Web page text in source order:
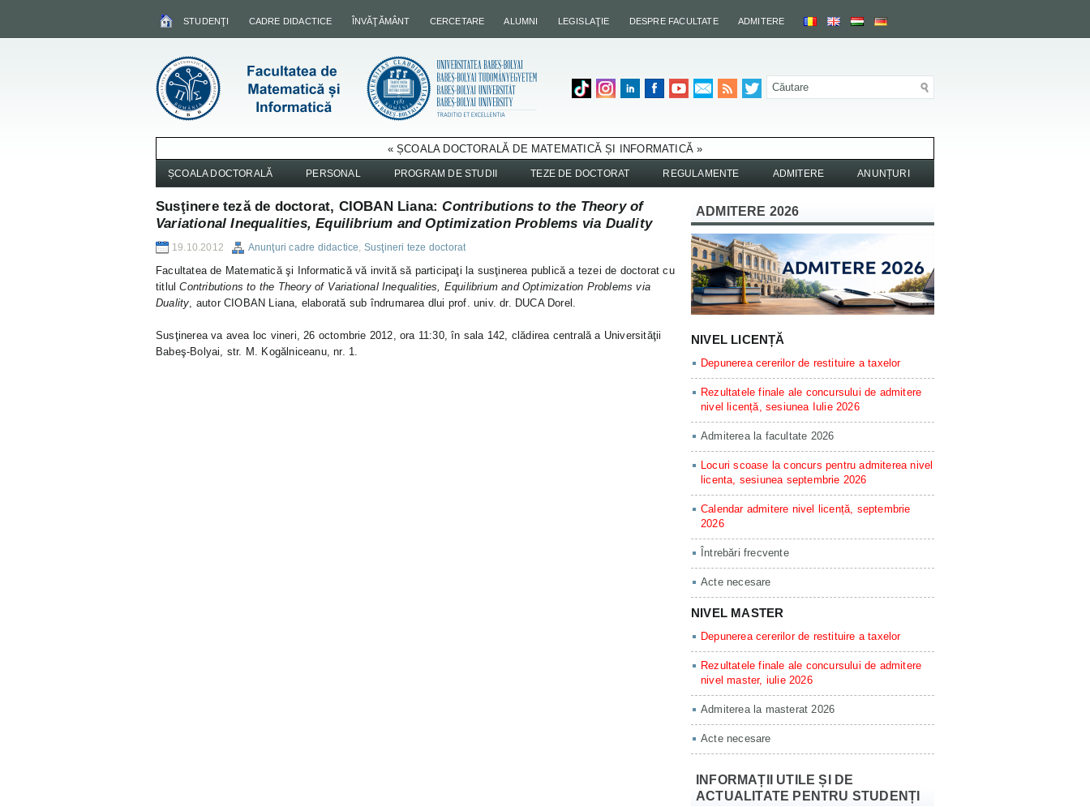
STUDENŢI CADRE DIDACTICE ÎNVĂŢĂMÂNT CERCETARE ALUMNI LEGISLAŢIE DESPRE FACULTATE ADMITERE
« ȘCOALA DOCTORALĂ DE MATEMATICĂ ȘI INFORMATICĂ »
ȘCOALA DOCTORALĂ PERSONAL PROGRAM DE STUDII TEZE DE DOCTORAT REGULAMENTE ADMITERE ANUNȚURI
Susţinere teză de doctorat, CIOBAN Liana:Contributions to the Theory of
Variational Inequalities, Equilibrium and Optimization Problems via Duality
19.10.2012 Anunţuri cadre didactice, Susţineri teze doctorat
Facultatea de Matematică şi Informatică vă invită să participaţi la susţinerea publică a tezei de doctorat cu
titlulContributions to the Theory of Variational Inequalities, Equilibrium and Optimization Problems via
Duality, autor CIOBAN Liana, elaborată sub îndrumarea dlui prof. univ. dr. DUCA Dorel.
Susţinerea va avea loc vineri, 26 octombrie 2012, ora 11:30, în sala 142, clădirea centrală a Universităţii
Babeş-Bolyai, str. M. Kogălniceanu, nr. 1.
ADMITERE 2026
NIVEL LICENȚĂ
Depunerea cererilor de restituire a taxelor
Rezultatele finale ale concursului de admitere
nivel licență, sesiunea Iulie 2026
Admiterea la facultate 2026
Locuri scoase la concurs pentru admiterea nivel
licenta, sesiunea septembrie 2026
Calendar admitere nivel licență, septembrie
2026
Întrebări frecvente
Acte necesare
NIVEL MASTER
Depunerea cererilor de restituire a taxelor
Rezultatele finale ale concursului de admitere
nivel master, iulie 2026
Admiterea la masterat 2026
Acte necesare
INFORMAȚII UTILE ȘI DE
ACTUALITATE PENTRU STUDENȚI